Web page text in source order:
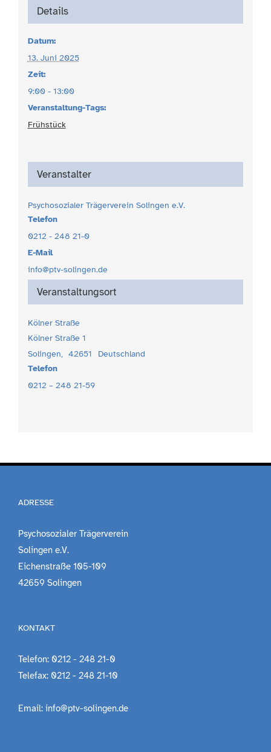
Details
Datum:
13. Juni 2025
Zeit:
9:00 - 13:00
Veranstaltung-Tags:
Frühstück
Veranstaltungsort
Kölner Straße
Kölner Straße 1
Solingen, 42651
Deutschland
Telefon
0212 – 248 21-59
Veranstalter
Psychosozialer Trägerverein Solingen e.V.
Telefon
0212 - 248 21-0
E-Mail
info@ptv-solingen.de
ADRESSE
Psychosozialer Trägerverein
Solingen e.V.
Eichenstraße 105-109
42659 Solingen
KONTAKT
Telefon: 0212 - 248 21-0
Telefax: 0212 - 248 21-10
Email: info@ptv-solingen.de